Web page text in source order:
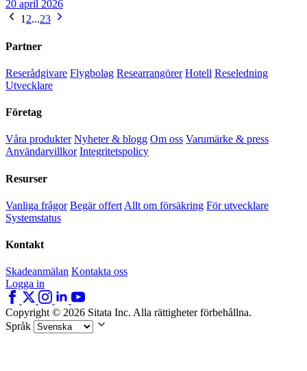
20 april 2026
1 2...23
Partner
Reserådgivare Flygbolag Researrangörer Hotell Reseledning
Utvecklare
Företag
Våra produkter Nyheter & blogg Om oss Varumärke & press
Användarvillkor Integritetspolicy
Resurser
Vanliga frågor Begär offert Allt om försäkring För utvecklare
Systemstatus
Kontakt
Skadeanmälan Kontakta oss
Logga in
Copyright © 2026 Sitata Inc. Alla rättigheter förbehållna.
Språk